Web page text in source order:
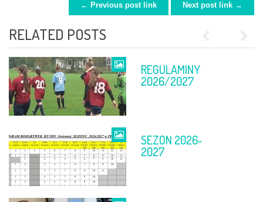
POST NAVIGATION← Previous post link Next post link →
RELATED POSTS
REGULAMINY
2026/2027
SEZON 2026-
2027
FINAŁ PP
TABELE PO 11-
12 KWIETNIA